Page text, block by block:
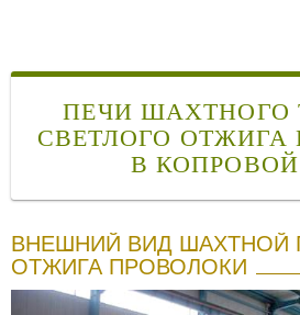
ПЕЧИ ШАХТНОГО
СВЕТЛОГО ОТЖИГА
В
ВНЕШНИЙ ВИД ШАХТНОЙ
ОТЖИГА ПРОВОЛОКИ